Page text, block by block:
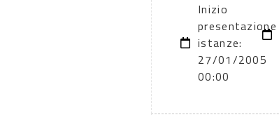
Inizio
presentazione
istanze:
27/01/2005
00:00